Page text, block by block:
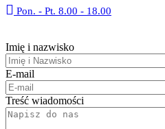
Pon. - Pt. 8.00 - 18.00
Imię i nazwisko
E-mail
Treść wiadomości